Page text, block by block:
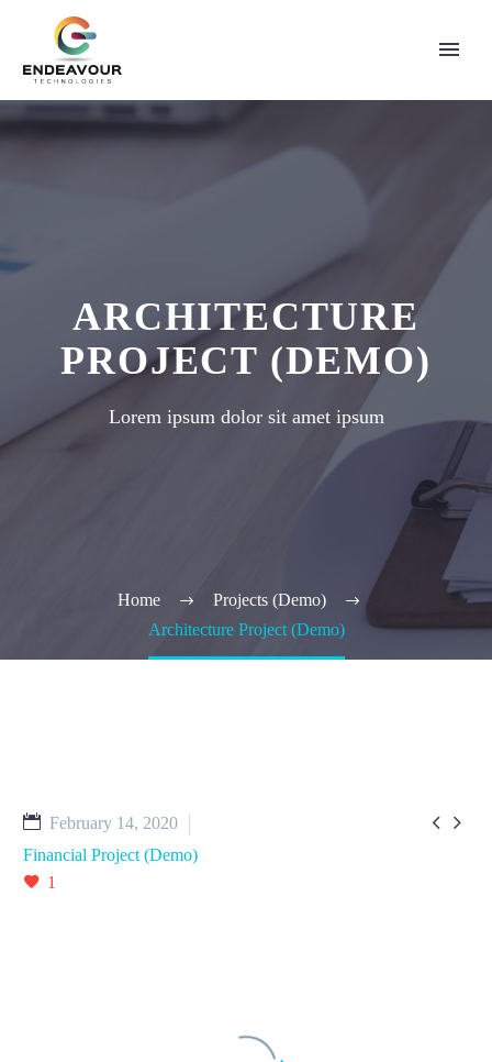
ARCHITECTURE
PROJECT (DEMO)
Lorem ipsum dolor sit amet ipsum
Home
Projects (Demo)
Architecture Project (Demo)
 
February 14, 2020
Financial Project (Demo)
1